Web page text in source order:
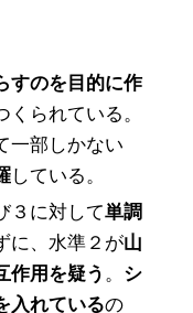
すのを目的に作
くられている。
一部しかない
している。
３に対して単調
に、水準２が山
作用を疑う 。 シ
入れているの